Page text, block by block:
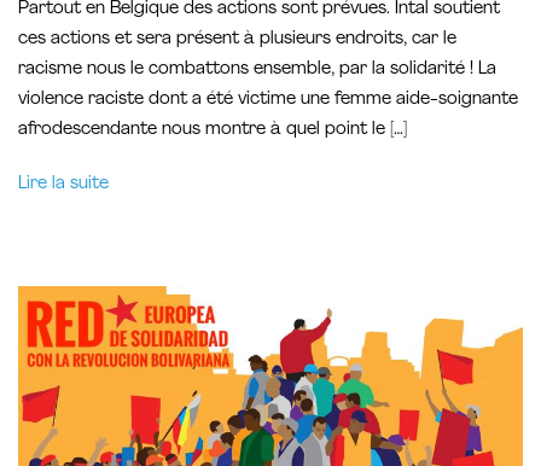
Partout en Belgique des actions sont prévues. Intal soutient
ces actions et sera présent à plusieurs endroits, car le
racisme nous le combattons ensemble, par la solidarité ! La
violence raciste dont a été victime une femme aide-soignante
afrodescendante nous montre à quel point le […]
Lire la suite